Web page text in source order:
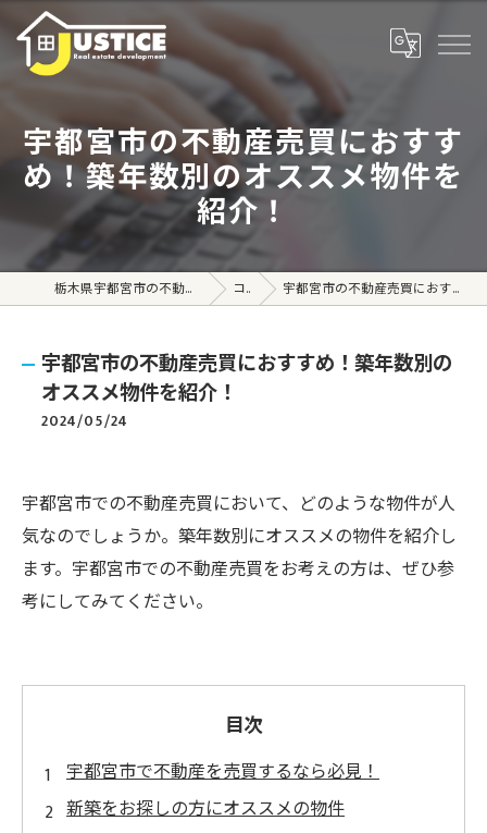
宇都宮市の不動産売買におすす
め！築年数別のオススメ物件を
紹介！
栃木県宇都宮市の不動産売買なら株式会社ジャスティス コラム 宇都宮市の不動産売買におすすめ！築年数別のオススメ物件を紹介！
宇都宮市の不動産売買におすすめ！築年数別の
オススメ物件を紹介！
2024/05/24
宇都宮市での不動産売買において、どのような物件が人
気なのでしょうか。築年数別にオススメの物件を紹介し
ます。宇都宮市での不動産売買をお考えの方は、ぜひ参
考にしてみてください。
目次
宇都宮市で不動産を売買するなら必見！
新築をお探しの方にオススメの物件